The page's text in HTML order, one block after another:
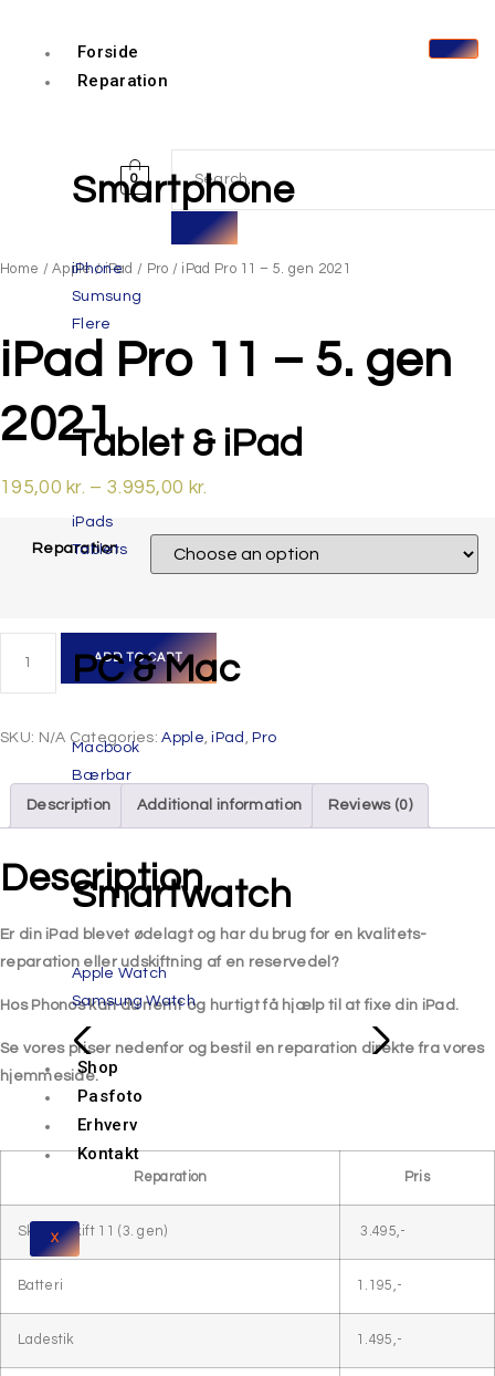
Forside
Reparation
Smartphone
iPhone
Sumsung
Flere
Tablet & iPad
iPads
Tablets
PC & Mac
Macbook
Bærbar
Smartwatch
Apple Watch
Samsung Watch
Shop
Pasfoto
Erhverv
Kontakt
X
0
Home /Apple/iPad / Pro / iPad Pro 11 – 5. gen 2021
iPad Pro 11 – 5. gen
2021
195,00 kr. – 3.995,00 kr.
Reparation
ADD TO CART
SKU: N/A Categories:Apple,iPad ,Pro
Description Additional information Reviews (0)
Description
Er din iPad blevet ødelagt og har du brug for en kvalitets-
reparation eller udskiftning af en reservedel?
Hos Phonos kan du nemt og hurtigt få hjælp til at fixe din iPad.
Se vores priser nedenfor og bestil en reparation direkte fra vores
hjemmeside.
Reparation Pris
Skærmskift 11 (3. gen) 3.495,-
Batteri 1.195,-
Ladestik 1.495,-